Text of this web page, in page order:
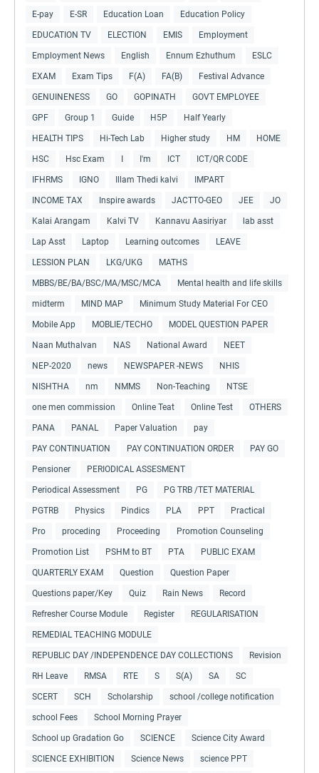
E-pay E-SR Education Loan Education Policy
EDUCATION TV ELECTION EMIS Employment
Employment News English Ennum Ezhuthum ESLC
EXAM Exam Tips F(A) FA(B) Festival Advance
GENUINENESS GO GOPINATH GOVT EMPLOYEE
GPF Group 1 Guide H5P Half Yearly
HEALTH TIPS Hi-Tech Lab Higher study HM HOME
HSC Hsc Exam I'm ICT ICT/QR CODE
IFHRMS IGNO Illam Thedi kalvi IMPART
INCOME TAX Inspire awards JACTTO-GEO JEE JO
Kalai Arangam Kalvi TV Kannavu Aasiriyar lab asst
Lap Asst Laptop Learning outcomes LEAVE
LESSION PLAN LKG/UKG MATHS
MBBS/BE/BA/BSC/MA/MSC/MCA Mental health and life skills
midterm MIND MAP Minimum Study Material For CEO
Mobile App MOBLIE/TECHO MODEL QUESTION PAPER
Naan Muthalvan NAS National Award NEET
NEP-2020 news NEWSPAPER -NEWS NHIS
NISHTHA nm NMMS Non-Teaching NTSE
one men commission Online Teat Online Test OTHERS
PANA PANAL Paper Valuation pay
PAY CONTINUATION PAY CONTINUATION ORDER PAY GO
Pensioner PERIODICAL ASSESMENT
Periodical Assessment PG PG TRB /TET MATERIAL
PGTRB Physics Pindics PLA PPT Practical
Pro proceding Proceeding Promotion Counseling
Promotion List PSHM to BT PTA PUBLIC EXAM
QUARTERLY EXAM Question Question Paper
Questions paper/Key Quiz Rain News Record
Refresher Course Module Register REGULARISATION
REMEDIAL TEACHING MODULE
REPUBLIC DAY /INDEPENDENCE DAY COLLECTIONS Revision
RH Leave RMSA RTE S S(A) SA SC
SCERT SCH Scholarship school /college notification
school Fees School Morning Prayer
School up Gradation Go SCIENCE Science City Award
SCIENCE EXHIBITION Science News science PPT